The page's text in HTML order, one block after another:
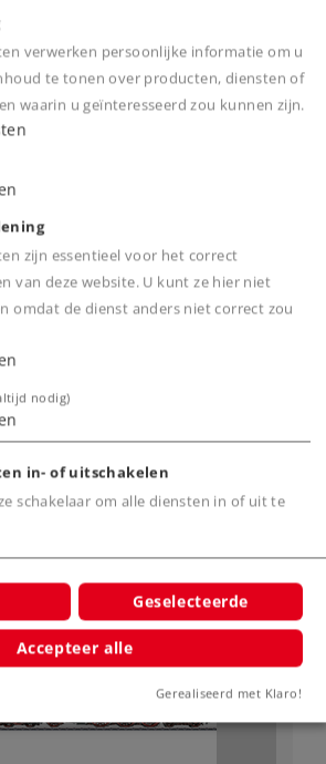
type 15
€
fabriek.
Online kopen
II Stoomlocomotieven
verwerken persoonlijke informatie om u
te tonen over producten, diensten of
waarin u geïnteresseerd zou kunnen zijn.
zijn essentieel voor het correct
van deze website. U kunt ze hier niet
omdat de dienst anders niet correct zou
nodig)
in- of uitschakelen
schakelaar om alle diensten in of uit te
Geselecteerde
Accepteer alle
Gerealiseerd met Klaro!